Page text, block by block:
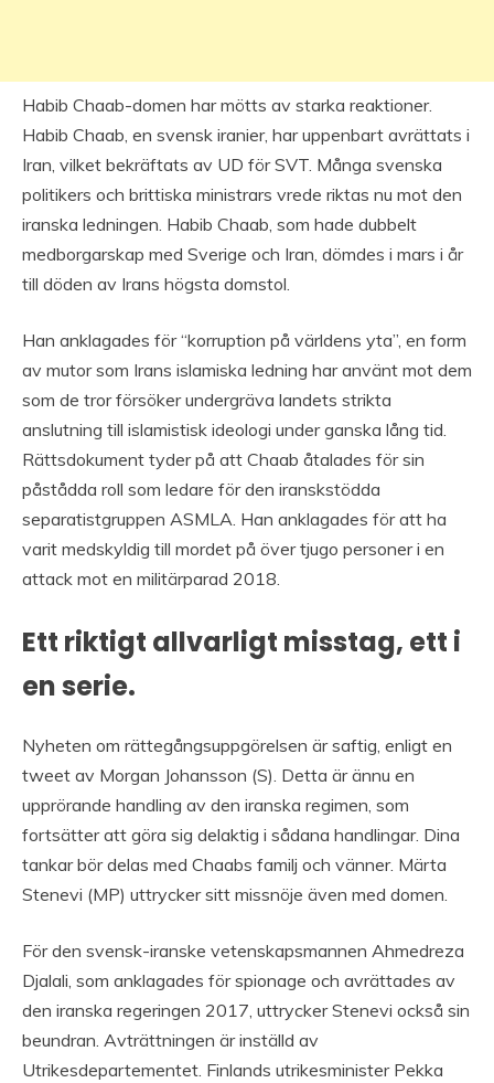
Habib Chaab-domen har mötts av starka reaktioner.
Habib Chaab, en svensk iranier, har uppenbart avrättats i
Iran, vilket bekräftats av UD för SVT. Många svenska
politikers och brittiska ministrars vrede riktas nu mot den
iranska ledningen. Habib Chaab, som hade dubbelt
medborgarskap med Sverige och Iran, dömdes i mars i år
till döden av Irans högsta domstol.
Han anklagades för “korruption på världens yta”, en form
av mutor som Irans islamiska ledning har använt mot dem
som de tror försöker undergräva landets strikta
anslutning till islamistisk ideologi under ganska lång tid.
Rättsdokument tyder på att Chaab åtalades för sin
påstådda roll som ledare för den iranskstödda
separatistgruppen ASMLA. Han anklagades för att ha
varit medskyldig till mordet på över tjugo personer i en
attack mot en militärparad 2018.
Ett riktigt allvarligt misstag, ett i
en serie.
Nyheten om rättegångsuppgörelsen är saftig, enligt en
tweet av Morgan Johansson (S). Detta är ännu en
upprörande handling av den iranska regimen, som
fortsätter att göra sig delaktig i sådana handlingar. Dina
tankar bör delas med Chaabs familj och vänner. Märta
Stenevi (MP) uttrycker sitt missnöje även med domen.
För den svensk-iranske vetenskapsmannen Ahmedreza
Djalali, som anklagades för spionage och avrättades av
den iranska regeringen 2017, uttrycker Stenevi också sin
beundran. Avträttningen är inställd av
Utrikesdepartementet. Finlands utrikesminister Pekka